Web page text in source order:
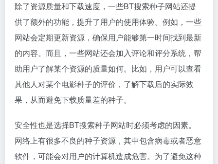
除了资源质量和下载速度，一些BT搜索种子网站还提
供了额外的功能，提升了用户的使用体验。例如，一些
网站会定期更新资源，确保用户能够第一时间找到最新
的内容。而且，一些网站还会加入评论和评分系统，帮
助用户了解某个资源的质量如何。比如，用户可以查看
其他人对某个电影种子的评价，了解下载后的实际效
果，从而避免下载质量差的种子。
安全性也是选择BT搜索种子网站时必须考虑的因素。
网络上有很多不良的种子资源，其中包含病毒或者恶意
软件，可能会对用户的计算机造成危害。为了避免这种